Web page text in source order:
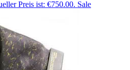
Preis ist: €750.00. Sale